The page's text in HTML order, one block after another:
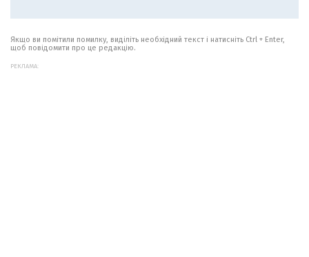
Якщо ви помітили помилку, виділіть необхідний текст і натисніть Ctrl + Enter,
щоб повідомити про це редакцію.
РЕКЛАМА: